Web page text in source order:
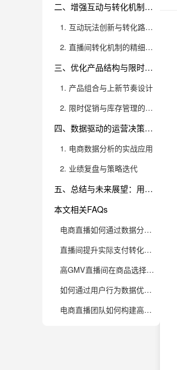
二、增强互动与转化机制：让直播间成为“成交加速器”
1. 互动玩法创新与转化路径设计
2. 直播间转化机制的精细化管理
三、优化产品结构与限时促销：让“货”成为直播间的杀手锏
1. 产品组合与上新节奏设计
2. 限时促销与库存管理的协同效应
四、数据驱动的运营决策：用“数字化大脑”掌控业绩增长
1. 电商数据分析的实战应用
2. 业绩复盘与策略迭代
五、总结与未来展望：用数据与创新驱动电商直播GMV增长
本文相关FAQs
电商直播如何通过数据分析提升支付GMV？
直播间提升实际支付转化率，有哪些高效实操技巧？
高GMV直播间在商品选择和排品策略上有哪些数据驱动的方法？
如何通过用户行为数据优化直播间内容与互动设计？
电商直播团队如何构建高效的数据分析体系，持续提升成交业绩？